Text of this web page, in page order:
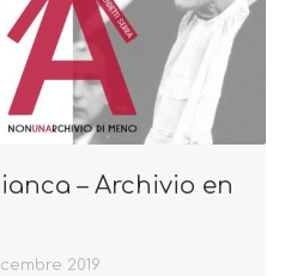
– Archivio en
2019